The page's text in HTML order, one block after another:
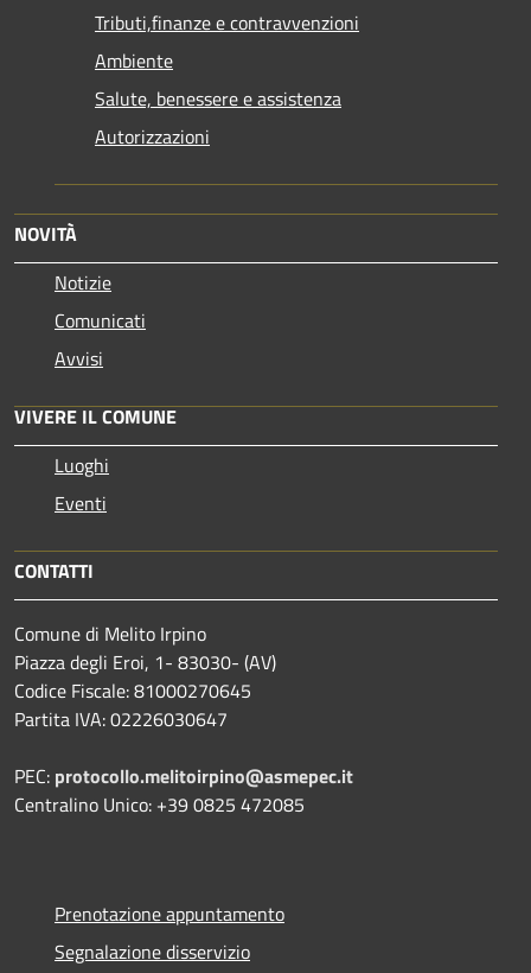
Tributi,finanze e contravvenzioni
Ambiente
Salute, benessere e assistenza
Autorizzazioni
NOVITÀ
Notizie
Comunicati
Avvisi
VIVERE IL COMUNE
Luoghi
Eventi
CONTATTI
Comune di Melito Irpino
Piazza degli Eroi, 1- 83030- (AV)
Codice Fiscale: 81000270645
Partita IVA: 02226030647
PEC: protocollo.melitoirpino@asmepec.it
Centralino Unico: +39 0825 472085
Prenotazione appuntamento
Segnalazione disservizio